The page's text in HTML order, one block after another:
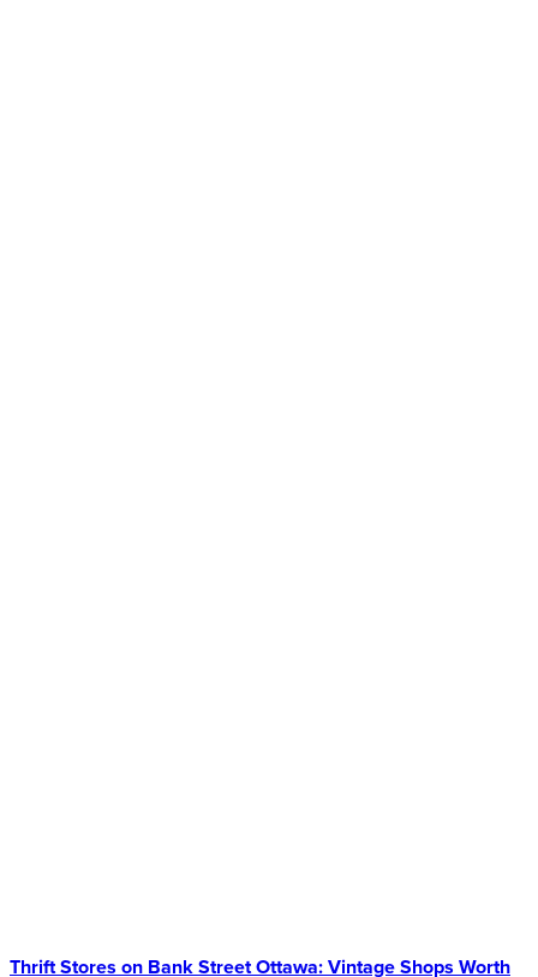
Thrift Stores on Bank Street Ottawa: Vintage Shops Worth